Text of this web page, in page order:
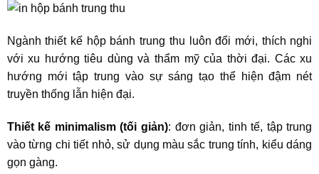
Ngành thiết kế hộp bánh trung thu luôn đổi mới, thích nghi
với xu hướng tiêu dùng và thẩm mỹ của thời đại. Các xu
hướng mới tập trung vào sự sáng tạo thể hiện đậm nét
truyền thống lẫn hiện đại.
Thiết kế minimalism (tối giản): đơn giản, tinh tế, tập trung
vào từng chi tiết nhỏ, sử dụng màu sắc trung tính, kiểu dáng
gọn gàng.